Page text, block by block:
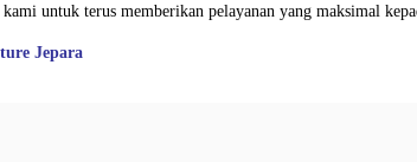
untuk terus memberikan pelayanan yang maksimal
Jepara